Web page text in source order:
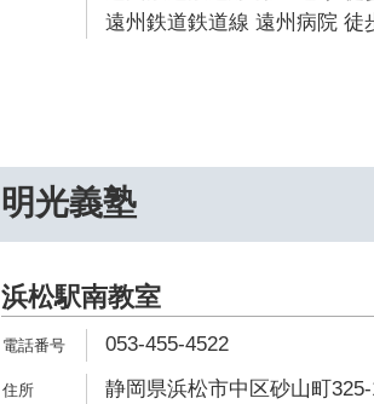
遠州鉄道鉄道線 遠州病院 徒
明光義塾
浜松駅南教室
053-455-4522
静岡県浜松市中区砂山町